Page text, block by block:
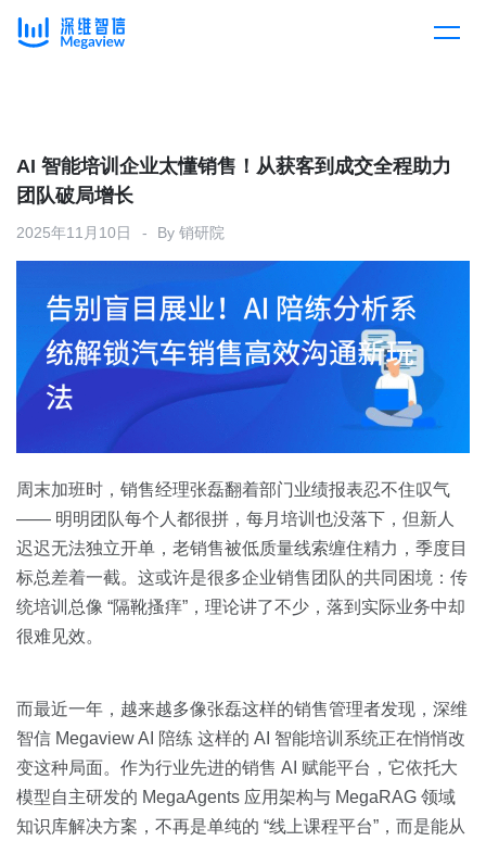
产品总览
产品集成
下载客户端
解决方案
按行业
消费医疗
汽车
房地产
金融
按角色
销售管理
按业务场景
客户案例
开放平台
定价
资源中心
全部
白皮书
关于我们
预约演示
AI 智能培训企业太懂销售！从获客到成交全程助力
团队破局增长
2025年11月10日 By 销研院
周末加班时，销售经理张磊翻着部门业绩报表忍不住叹气
—— 明明团队每个人都很拼，每月培训也没落下，但新人
迟迟无法独立开单，老销售被低质量线索缠住精力，季度目
标总差着一截。这或许是很多企业销售团队的共同困境：传
统培训总像 “隔靴搔痒”，理论讲了不少，落到实际业务中却
很难见效。
而最近一年，越来越多像张磊这样的销售管理者发现，深维
智信 Megaview AI 陪练 这样的 AI 智能培训系统正在悄悄改
变这种局面。作为行业先进的销售 AI 赋能平台，它依托大
模型自主研发的 MegaAgents 应用架构与 MegaRAG 领域
知识库解决方案，不再是单纯的 “线上课程平台”，而是能从